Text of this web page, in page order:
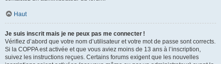
Haut
Je suis inscrit mais je ne peux pas me connecter !
Vérifiez d’abord que votre nom d’utilisateur et votre mot de passe sont corrects.
Si la COPPA est activée et que vous aviez moins de 13 ans à l’inscription,
suivez les instructions reçues. Certains forums exigent que les nouvelles